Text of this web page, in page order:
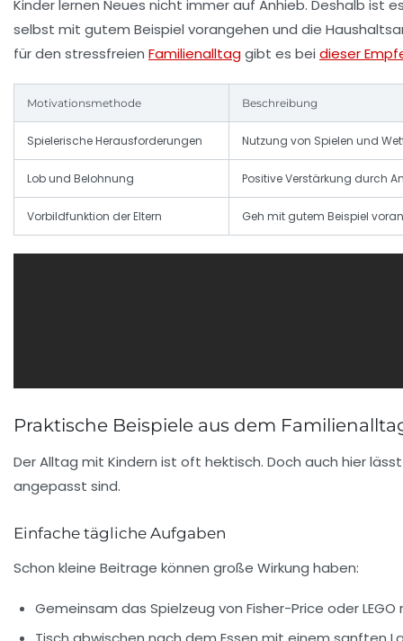
Kinder lernen Neues nicht immer auf Anhieb. Deshalb ist
selbst mit gutem Beispiel vorangehen und die
für den stressfreien Familienalltaggibt es bei dieser
Motivationsmethode Beschreibung
Spielerische Herausforderungen Nutzung von Spielen und
Lob und Belohnung Positive Verstärkung durch
Vorbildfunktion der Eltern Geh mit gutem Beispiel
Praktische Beispiele aus dem
Der Alltag mit Kindern ist oft hektisch. Doch auch hier
angepasst sind.
Einfache tägliche Aufgaben
Schon kleine Beitrage können große Wirkung haben:
Gemeinsam das Spielzeug von Fisher-Price oder